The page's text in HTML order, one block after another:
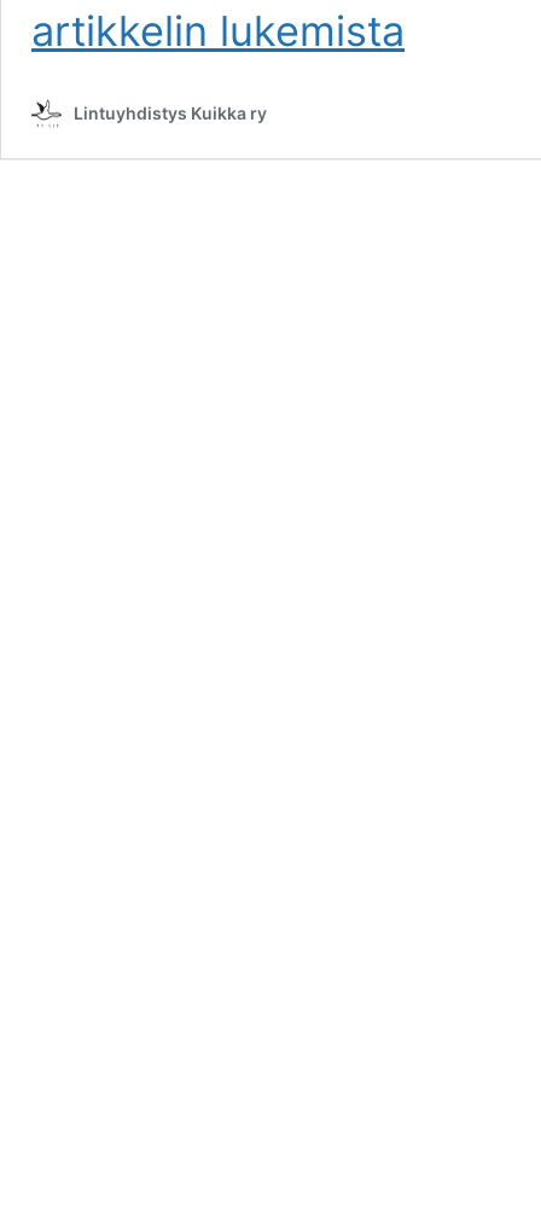
artikkelin
Maaseudulla
retkeily
lukemista
Lintuyhdistys Kuikka ry